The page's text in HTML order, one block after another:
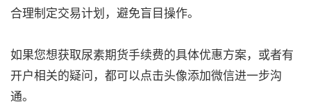
合理制定交易计划，避免盲目操作。
如果您想获取尿素期货手续费的具体优惠方案，或者有
开户相关的疑问，都可以点击头像添加微信进一步沟
通。